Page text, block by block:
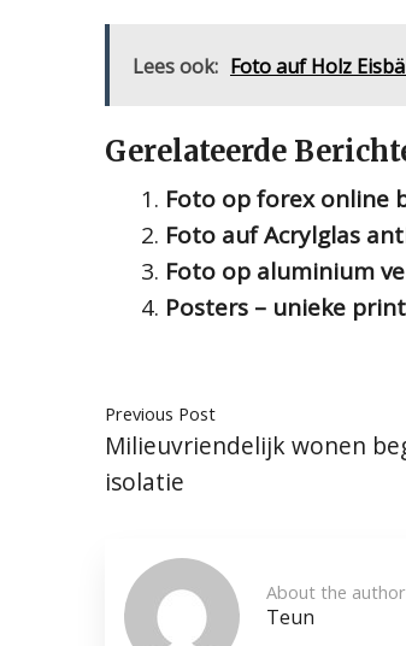
Lees ook: Foto auf Holz
Gerelateerde
Foto op forex online
Foto auf Acrylglas
Foto op aluminium
Posters – unieke
Previous Post
Milieuvriendelijk wonen
isolatie
About the author
Teun